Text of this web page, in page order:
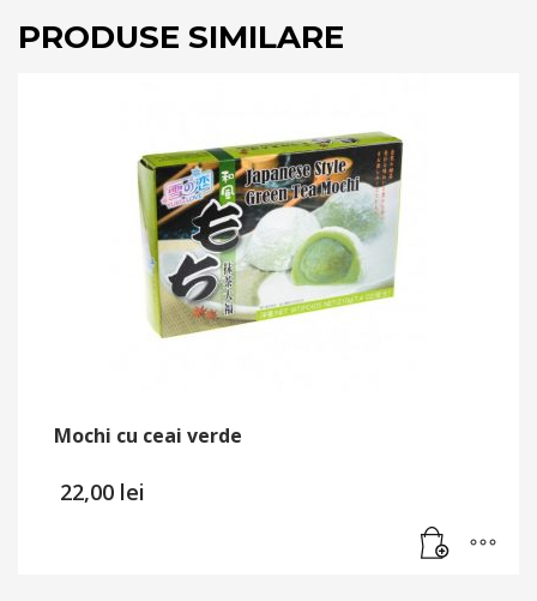
PRODUSE SIMILARE
Mochi cu ceai verde
22,00 lei